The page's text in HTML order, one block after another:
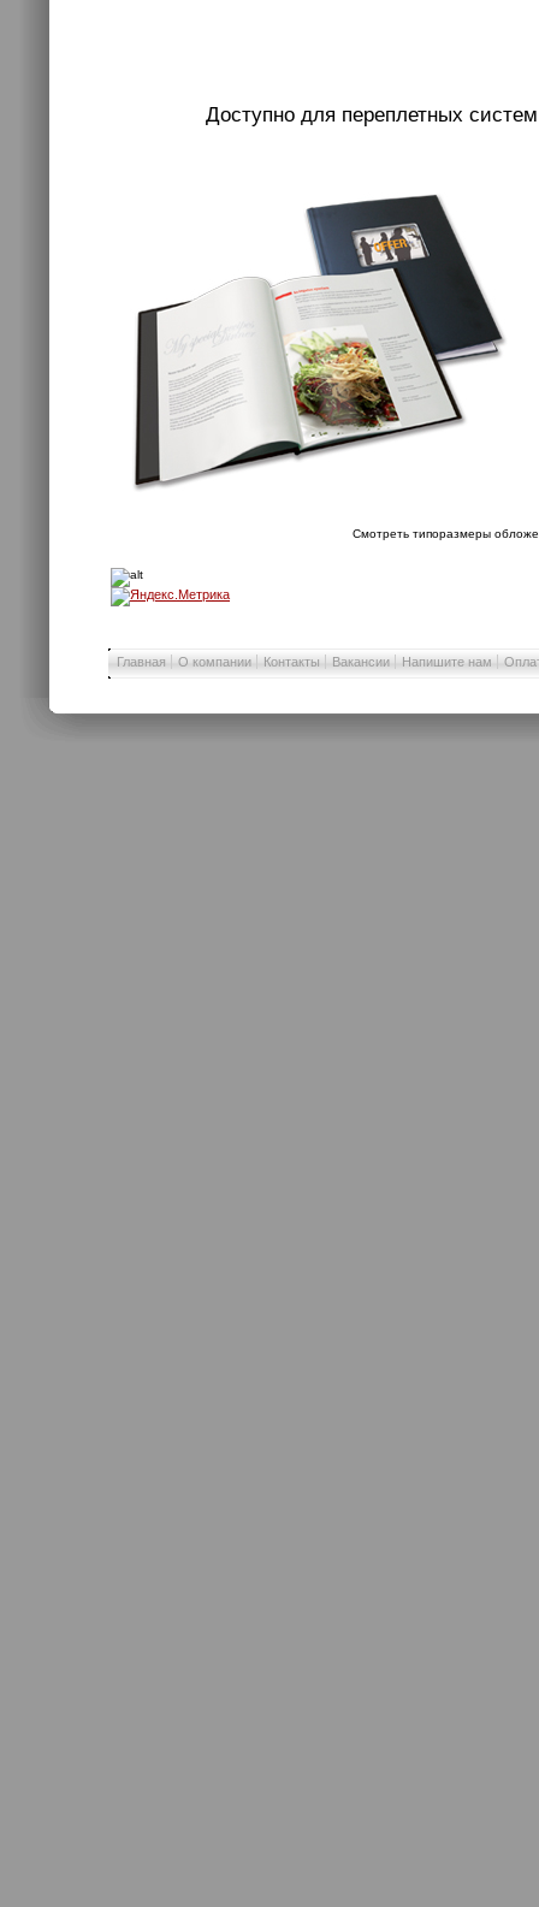
Доступно для переплетных
Смотреть типоразмеры
Главная О компании Контакты Вакансии Напишите нам